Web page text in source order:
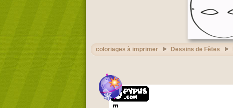
coloriages à imprimer Dessins de Fêtes